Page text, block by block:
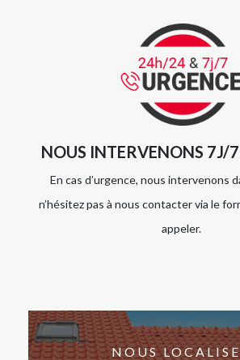
NOUS INTERVENONS 7J/
En cas d’urgence, nous intervenons
n’hésitez pas à nous contacter via le
appeler.
NOUS